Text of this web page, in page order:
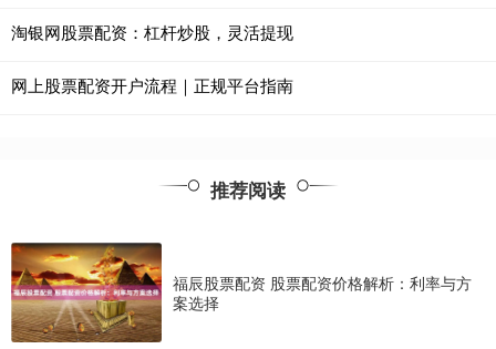
淘银网股票配资：杠杆炒股，灵活提现
网上股票配资开户流程｜正规平台指南
推荐阅读
福辰股票配资 股票配资价格解析：利率与方
案选择